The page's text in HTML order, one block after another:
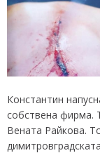
Константин
собствена фирма.
Вената Райкова.